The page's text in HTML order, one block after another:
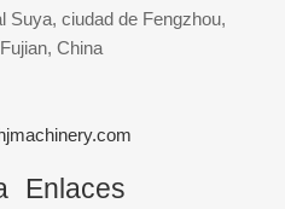
Suya, ciudad de Fengzhou,
China
Enlaces